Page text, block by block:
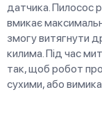
датчика. Пилосос
вмикає
змогу витягнути
килима. Під час
так, щоб робот
сухими, або